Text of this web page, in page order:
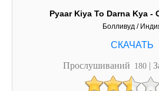
Pyaar Kiya To Darna Kya -
Болливуд /
Прослушиваний 180 |